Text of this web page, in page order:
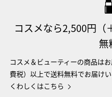
コスメなら2,500円（
無
コスメ＆ビューティーの商品は
費税）以上で送料無料でお届けい
くわしくはこちら